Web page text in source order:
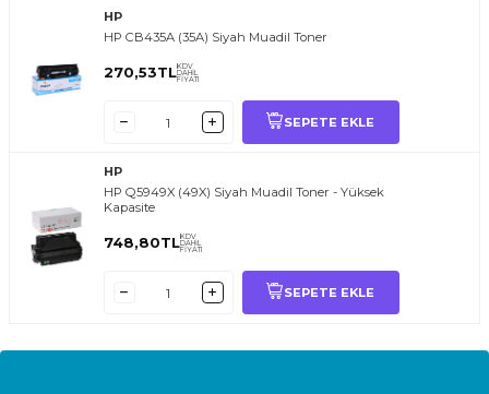
HP
HP CB435A (35A) Siyah Muadil Toner
270,53TLKDV
DAHİL
FİYATI
SEPETE EKLE
HP
HP Q5949X (49X) Siyah Muadil Toner - Yüksek
Kapasite
748,80TLKDV
DAHİL
FİYATI
SEPETE EKLE